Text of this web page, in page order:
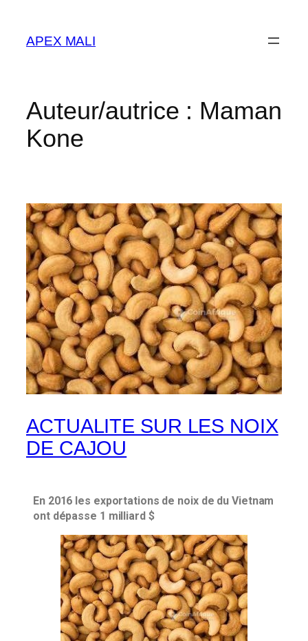
APEX MALI
Auteur/autrice : Maman
Kone
ACTUALITE SUR LES NOIX
DE CAJOU
En 2016 les exportations de noix de du Vietnam
ont dépasse 1 milliard $